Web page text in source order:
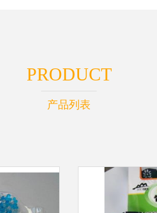
PRODUCT
产品列表